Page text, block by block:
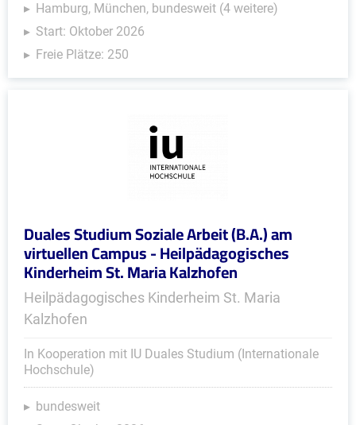
Hamburg, München, bundesweit (4 weitere)
Start: Oktober 2026
Freie Plätze: 250
Duales Studium Soziale Arbeit (B.A.) am
virtuellen Campus - Heilpädagogisches
Kinderheim St. Maria Kalzhofen
Heilpädagogisches Kinderheim St. Maria
Kalzhofen
In Kooperation mit IU Duales Studium (Internationale
Hochschule)
bundesweit